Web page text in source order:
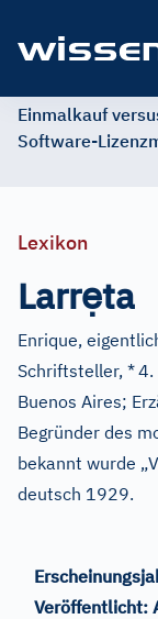
Einmalkauf
Software-
Lexikon
Larrẹta
Enrique,
Schriftsteller, *4.
Buenos Aires;
Begründer des
bekannt wurde
deutsch 1929.
Veröffentlicht: